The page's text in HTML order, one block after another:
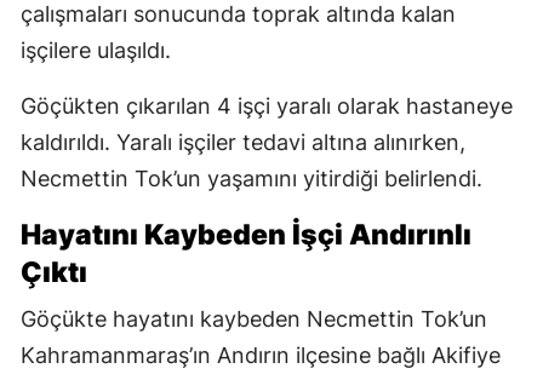
çalışmaları sonucunda toprak altında kalan
işçilere ulaşıldı.
Göçükten çıkarılan 4 işçi yaralı olarak hastaneye
kaldırıldı. Yaralı işçiler tedavi altına alınırken,
Necmettin Tok’un yaşamını yitirdiği belirlendi.
Hayatını Kaybeden İşçi Andırınlı
Çıktı
Göçükte hayatını kaybeden Necmettin Tok’un
Kahramanmaraş’ın Andırın ilçesine bağlı Akifiye